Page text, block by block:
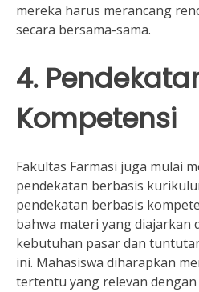
mereka harus merancang
secara bersama-sama.
4.
Kompetensi
Fakultas Farmasi juga mulai
pendekatan berbasis
pendekatan berbasis
bahwa materi yang diajarkan
kebutuhan pasar dan
ini. Mahasiswa diharapkan
tertentu yang relevan